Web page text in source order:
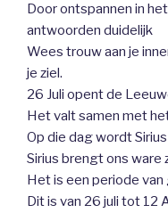
Door ontspannen in
antwoorden duidelijk
Wees trouw aan je
je ziel.
26 Juli opent de
Het valt samen met
Op die dag wordt
Sirius brengt ons ware
Het is een periode
Dit is van 26 juli tot 12